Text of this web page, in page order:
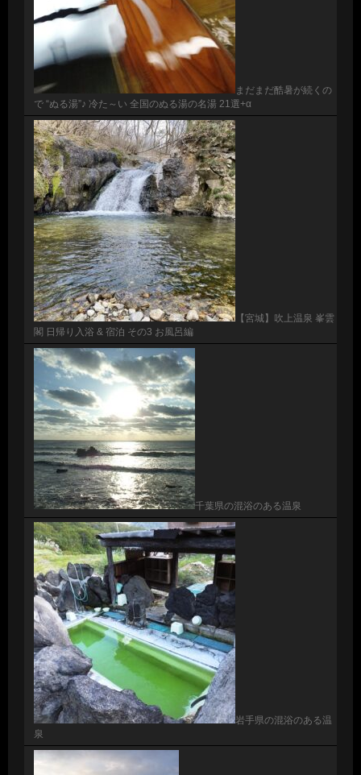
まだまだ酷暑が続くの
で “ぬる湯”♪ 冷た～い 全国のぬる湯の名湯 21選+α
【宮城】吹上温泉 峯雲
閣 日帰り入浴 & 宿泊 その3 お風呂編
千葉県の混浴のある温泉
岩手県の混浴のある温
泉